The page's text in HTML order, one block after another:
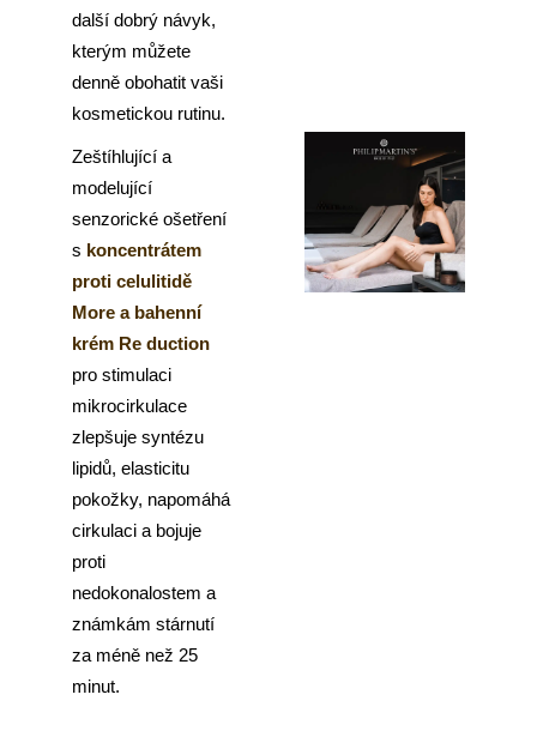
další dobrý návyk,
kterým můžete
denně obohatit vaši
kosmetickou rutinu.
Zeštíhlující a
modelující
senzorické ošetření
s koncentrátem
proti celulitidě
More a bahenní
krém Re duction
pro stimulaci
mikrocirkulace
zlepšuje syntézu
lipidů, elasticitu
pokožky, napomáhá
cirkulaci a bojuje
proti
nedokonalostem a
známkám stárnutí
za méně než 25
minut.